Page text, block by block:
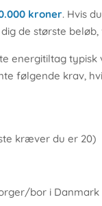
kroner. Hvis
de største
energitiltag typisk
følgende krav,
kræver du er 20)
bor i Danmark